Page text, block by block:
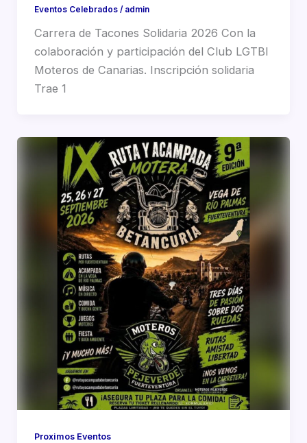
Eventos Celebrados/ admin
Carrera de Tacones Solidaria 2026 Con la
colaboración y participación del Club LGTBI
Moteros de Canarias. Inscripción solidaria
Trae 1
Proximos Eventos